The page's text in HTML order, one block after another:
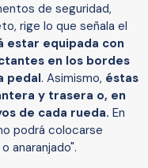
de seguridad,
rige lo que señala el
estar equipada con
en los bordes
pedal. Asimismo, éstas
y trasera o, en
de cada rueda. En
podrá colocarse
anaranjado".